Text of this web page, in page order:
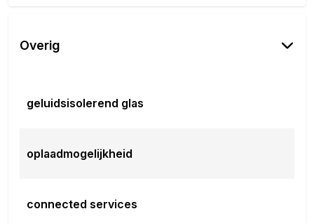
Overig
geluidsisolerend glas
oplaadmogelijkheid
connected services